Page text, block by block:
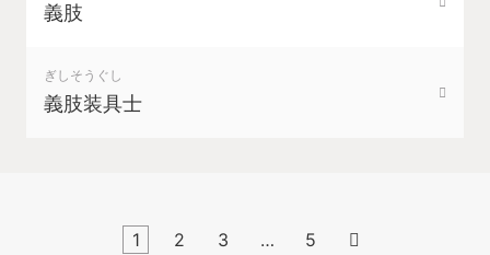
義肢
ぎしそうぐし
義肢装具士
1 2 3 … 5 